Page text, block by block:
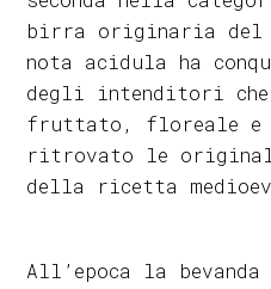
birra originaria del
nota acidula ha
degli intenditori
fruttato, floreale e
ritrovato le
della ricetta
All’epoca la